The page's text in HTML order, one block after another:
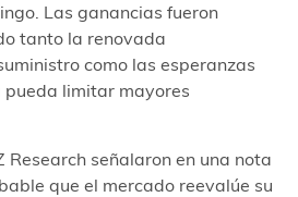
Las ganancias fueron
tanto la renovada
como las esperanzas
limitar mayores
Research señalaron en una nota
que el mercado reevalúe su